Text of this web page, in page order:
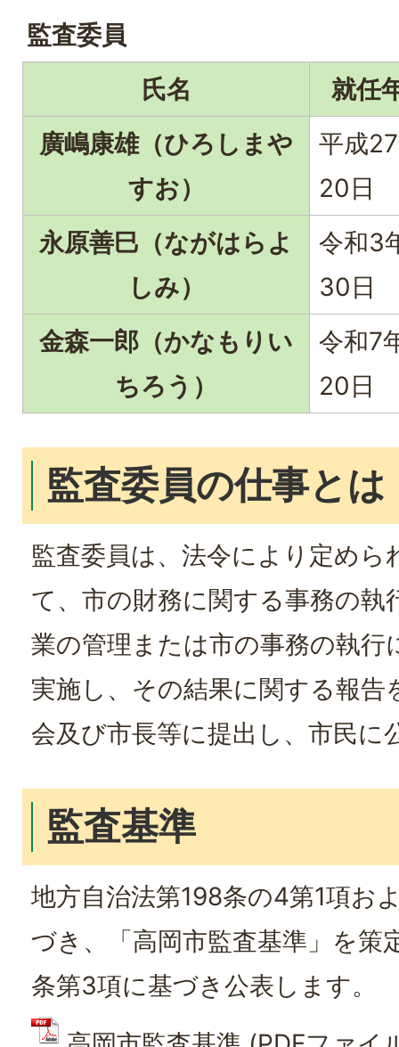
監査委員
氏名
就任
廣嶋康雄（ひろしまや
すお）
平成
20日
永原善巳（ながはらよ
しみ）
令和3
30日
金森一郎（かなもりい
ちろう）
令和7
20日
監査委員の仕事とは
監査委員は、法令により定めら
て、市の財務に関する事務の執
業の管理または市の事務の執行
実施し、その結果に関する報告
会及び市長等に提出し、市民に
監査基準
地方自治法第198条の4第1項お
づき、「高岡市監査基準」を策
条第3項に基づき公表します。